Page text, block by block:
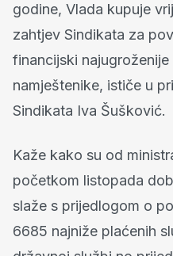
godine, Vlada kupuje
zahtjev Sindikata za
financijski
namještenike, ističe u
Sindikata Iva Šušković.
Kaže kako su od
početkom listopada
slaže s prijedlogom o
6685 najniže plaćenih